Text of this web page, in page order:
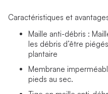
Caractéristiques et
Maille anti-débris :
les débris d’être
plantaire
Membrane
pieds au sec.